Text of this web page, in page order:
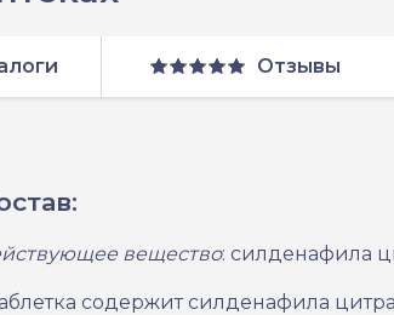
Отзывы
вещество: силденафила
содержит силденафила